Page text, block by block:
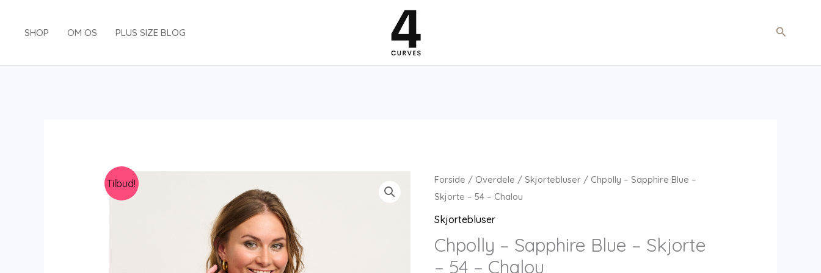
SHOP OM OS PLUS SIZE BLOG Søg
Tilbud! Forside / Overdele / Skjortebluser / Chpolly – Sapphire Blue –
Skjorte – 54 – Chalou
Skjortebluser
Chpolly – Sapphire Blue – Skjorte
– 54 – Chalou